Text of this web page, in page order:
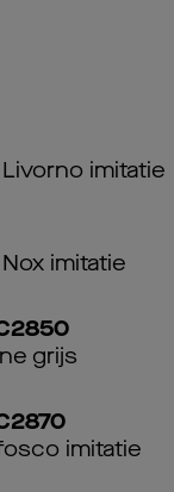
imitatie
imitatie
grijs
imitatie